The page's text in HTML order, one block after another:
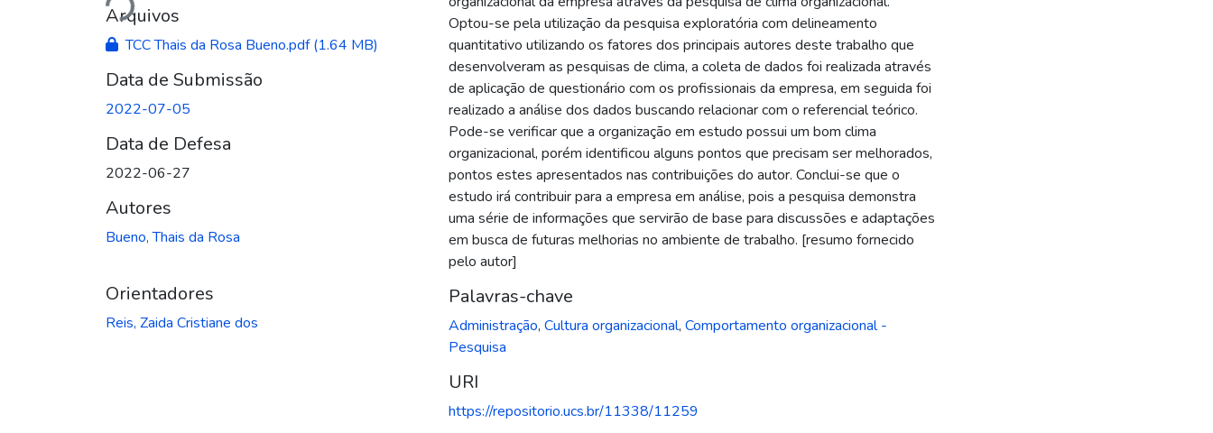
Arquivos
TCC Thais da Rosa Bueno.pdf(1.64 MB)
Data de Submissão
2022-07-05
Data de Defesa
2022-06-27
Autores
Bueno, Thais da Rosa
Orientadores
Reis, Zaida Cristiane dos
Optou-se pela utilização da pesquisa exploratória com delineamento
quantitativo utilizando os fatores dos principais autores deste trabalho que
desenvolveram as pesquisas de clima, a coleta de dados foi realizada através
de aplicação de questionário com os profissionais da empresa, em seguida foi
realizado a análise dos dados buscando relacionar com o referencial teórico.
Pode-se verificar que a organização em estudo possui um bom clima
organizacional, porém identificou alguns pontos que precisam ser melhorados,
pontos estes apresentados nas contribuições do autor. Conclui-se que o
estudo irá contribuir para a empresa em análise, pois a pesquisa demonstra
uma série de informações que servirão de base para discussões e adaptações
em busca de futuras melhorias no ambiente de trabalho. [resumo fornecido
pelo autor]
Palavras-chave
Administração, Cultura organizacional, Comportamento organizacional -
Pesquisa
URI
https://repositorio.ucs.br/11338/11259